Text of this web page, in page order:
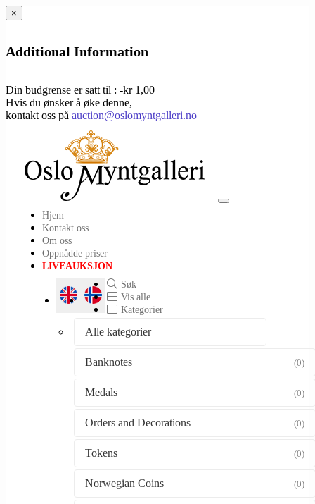
×
Additional Information
Din budgrense er satt til : -kr 1,00
Hvis du ønsker å øke denne,
kontakt oss på auction@oslomyntgalleri.no
Toggle
Hjem
Kontakt oss
Om oss
Oppnådde priser
LIVEAUKSJON
Søk
Vis alle
Kategorier
Alle kategorier
Banknotes (0)
Medals (0)
Orders and Decorations (0)
Tokens (0)
Norwegian Coins (0)